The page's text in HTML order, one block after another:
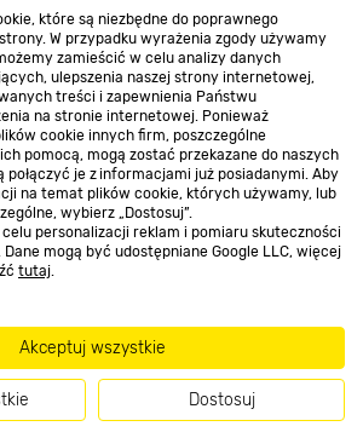
które są niezbędne do poprawnego
W przypadku wyrażenia zgody używamy
zamieścić w celu analizy danych
ulepszenia naszej strony internetowej,
treści i zapewnienia Państwu
na stronie internetowej. Ponieważ
cookie innych firm, poszczególne
pomocą, mogą zostać przekazane do naszych
je z informacjami już posiadanymi. Aby
na temat plików cookie, których używamy, lub
wybierz „Dostosuj”.
celu personalizacji reklam i pomiaru skuteczności
mogą być udostępniane Google LLC, więcej
tutaj.
Akceptuj wszystkie
Dostosuj